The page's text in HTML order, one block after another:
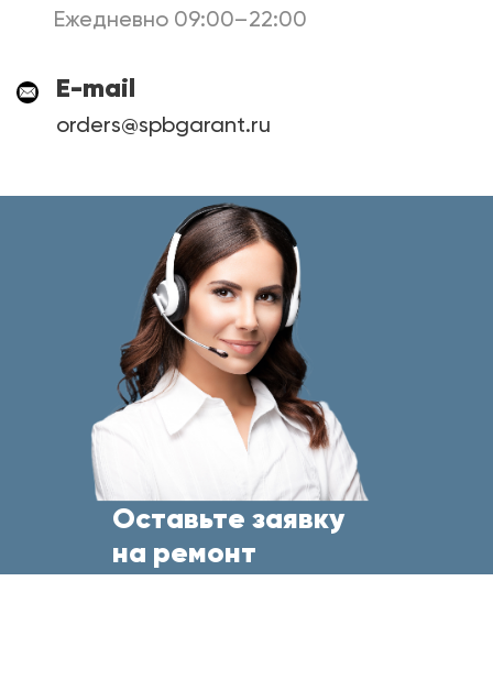
Ежедневно 09:00–22:00
E-mail
orders@spbgarant.ru
Оставьте заявку
на ремонт